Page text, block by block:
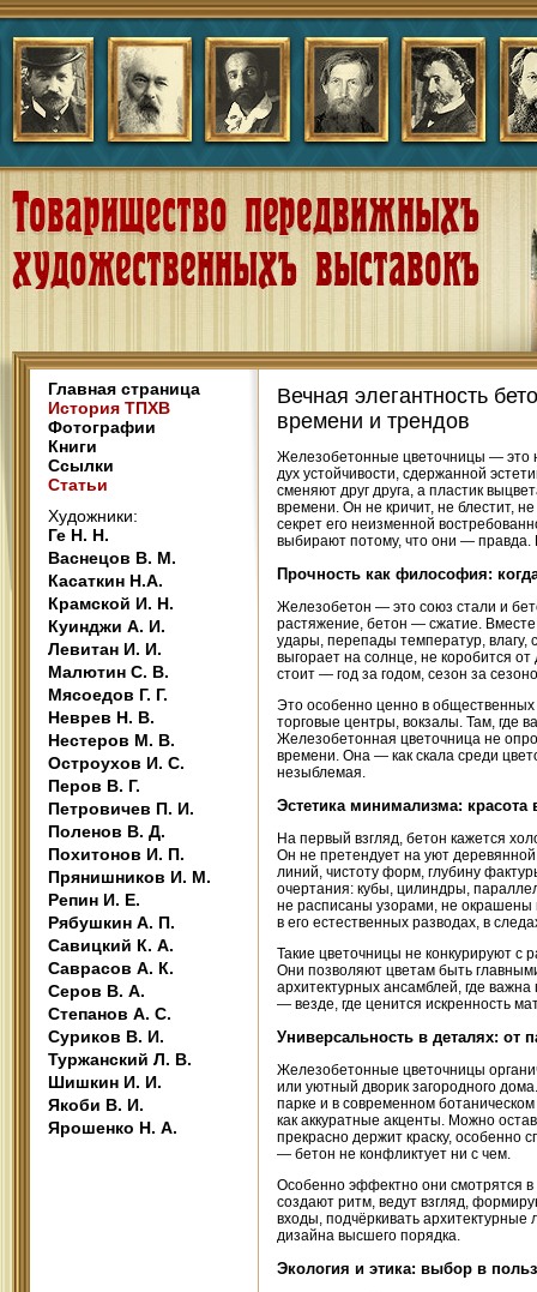
Главная страница
История ТПХВ
Фотографии
Книги
Ссылки
Статьи
Художники:
Ге Н. Н.
Васнецов В. М.
Касаткин Н.А.
Крамской И. Н.
Куинджи А. И.
Левитан И. И.
Малютин С. В.
Мясоедов Г. Г.
Неврев Н. В.
Нестеров М. В.
Остроухов И. С.
Перов В. Г.
Петровичев П. И.
Поленов В. Д.
Похитонов И. П.
Прянишников И. М.
Репин И. Е.
Рябушкин А. П.
Савицкий К. А.
Саврасов А. К.
Серов В. А.
Степанов А. С.
Суриков В. И.
Туржанский Л. В.
Шишкин И. И.
Якоби В. И.
Ярошенко Н. А.
Вечная элегантность
времени и трендов
Железобетонные цветочницы — это
дух устойчивости, сдержанной
сменяют друг друга, а пластик
времени. Он не кричит, не блестит,
секрет его неизменной
выбирают потому, что они — правда.
Прочность как философия:
Железобетон — это союз стали и
растяжение, бетон — сжатие.
удары, перепады температур, влагу,
выгорает на солнце, не коробится
стоит — год за годом, сезон за
Это особенно ценно в общественных
торговые центры, вокзалы. Там, где
Железобетонная цветочница не
времени. Она — как скала среди
незыблемая.
Эстетика минимализма:
На первый взгляд, бетон кажется
Он не претендует на уют
линий, чистоту форм, глубину
очертания: кубы, цилиндры,
не расписаны узорами, не окрашены
в его естественных разводах, в
Такие цветочницы не конкурируют
Они позволяют цветам быть
архитектурных ансамблей, где
— везде, где ценится искренность
Универсальность в деталях: от
Железобетонные цветочницы
или уютный дворик загородного
парке и в современном
как аккуратные акценты. Можно
прекрасно держит краску,
— бетон не конфликтует ни с чем.
Особенно эффектно они смотрятся в
создают ритм, ведут взгляд,
входы, подчёркивать
дизайна высшего порядка.
Экология и этика: выбор в